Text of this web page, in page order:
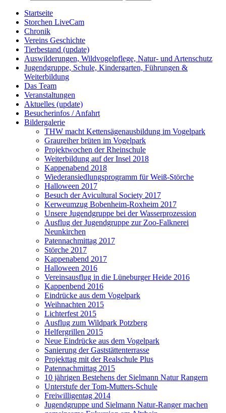
Startseite
Storchen LiveCam
Chronik
Vereins Geschichte
Tierbestand (update)
Auswilderungen, Wildvogelpflege, Natur- und Artenschutz
Jugendgruppe, Schule, Kindergarten, Führungen &
Weiterbildung
Das Team
Veranstaltungen
Aktuelles (update)
Besucherinfos / Anfahrt
Bildergalerie
THW macht Kettensägenausbildung im Vogelpark
Graureiher brüten im Vogelpark
Projektwochen der Rheinschule
Weiterbildung auf der Insel 2018
Kappenabend 2018
Wiederansiedlungsprogramm für Weiß-Störche
Halloween 2017
Besuch der Avicultural Society 2017
Kerweumzug Bobenheim-Roxheim 2017
Unsere Jugendgruppe bei der Wasserprozession
Ausflug der Jugendgruppe zur Zoo-Falknerei
Neunkirchen
Patennachmittag 2017
Störche 2017
Kappenabend 2017
Halloween 2016
Vereinsausflug in die Lüneburger Heide 2016
Kappenbend 2016
Eindrücke aus dem Vogelpark
Weihnachten 2015
Lichterfest 2015
Ausflug zum Wildpark Potzberg
Helfergrillen 2015
Neue Eindrücke aus dem Vogelpark
Sanierung der Gaststättenterrasse
Projekttag mit der Realschule Plus
Patennachmittag 2015
10 jährigen Bestehens der Sielmann Natur Rangern
Unterstufe der Tom-Mutters-Schule
Freiwilligentag 2014
Jugendgruppe und Sielmann Natur-Ranger machen